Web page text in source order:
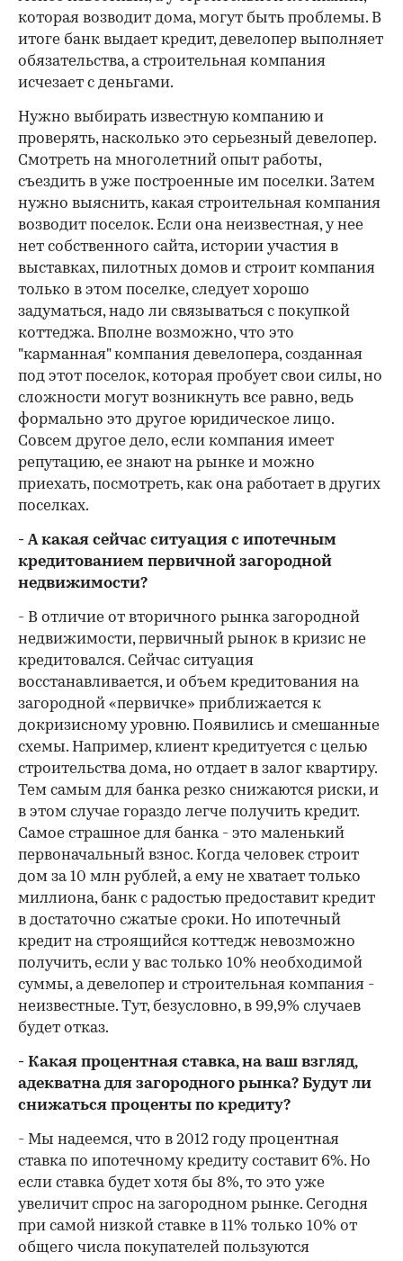
которая возводит дома, могут быть проблемы. В
итоге банк выдает кредит, девелопер выполняет
обязательства, а строительная компания
исчезает с деньгами.
Нужно выбирать известную компанию и
проверять, насколько это серьезный девелопер.
Смотреть на многолетний опыт работы,
съездить в уже построенные им поселки. Затем
нужно выяснить, какая строительная компания
возводит поселок. Если она неизвестная, у нее
нет собственного сайта, истории участия в
выставках, пилотных домов и строит компания
только в этом поселке, следует хорошо
задуматься, надо ли связываться с покупкой
коттеджа. Вполне возможно, что это
"карманная" компания девелопера, созданная
под этот поселок, которая пробует свои силы, но
сложности могут возникнуть все равно, ведь
формально это другое юридическое лицо.
Совсем другое дело, если компания имеет
репутацию, ее знают на рынке и можно
приехать, посмотреть, как она работает в других
поселках.
- А какая сейчас ситуация с ипотечным
кредитованием первичной загородной
недвижимости?
- В отличие от вторичного рынка загородной
недвижимости, первичный рынок в кризис не
кредитовался. Сейчас ситуация
восстанавливается, и объем кредитования на
загородной «первичке» приближается к
докризисному уровню. Появились и смешанные
схемы. Например, клиент кредитуется с целью
строительства дома, но отдает в залог квартиру.
Тем самым для банка резко снижаются риски, и
в этом случае гораздо легче получить кредит.
Самое страшное для банка - это маленький
первоначальный взнос. Когда человек строит
дом за 10 млн рублей, а ему не хватает только
миллиона, банк с радостью предоставит кредит
в достаточно сжатые сроки. Но ипотечный
кредит на строящийся коттедж невозможно
получить, если у вас только 10% необходимой
суммы, а девелопер и строительная компания -
неизвестные. Тут, безусловно, в 99,9% случаев
будет отказ.
- Какая процентная ставка, на ваш взгляд,
адекватна для загородного рынка? Будут ли
снижаться проценты по кредиту?
- Мы надеемся, что в 2012 году процентная
ставка по ипотечному кредиту составит 6%. Но
если ставка будет хотя бы 8%, то это уже
увеличит спрос на загородном рынке. Сегодня
при самой низкой ставке в 11% только 10% от
общего числа покупателей пользуются